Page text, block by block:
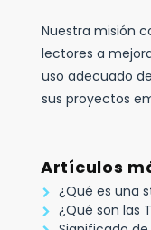
Nuestra misión
lectores a
uso adecuado
sus proyectos
Artículos
¿Qué es una
¿Qué son las